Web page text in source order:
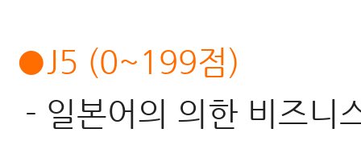
●J5 (0~199점)
- 일본어의 의한 비즈니